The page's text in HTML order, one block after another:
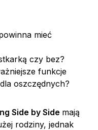
mieć
czy bez?
funkcje
oszczędnych?
Side by Side mają
rodziny, jednak